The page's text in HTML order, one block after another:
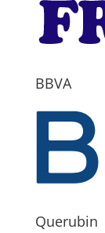
BBVA
Querubin